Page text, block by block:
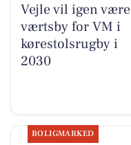
Vejle vil igen være
værtsby for VM i
kørestolsrugby i
2030
BOLIGMARKED